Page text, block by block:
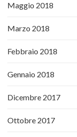
Maggio 2018
Marzo 2018
Febbraio 2018
Gennaio 2018
Dicembre 2017
Ottobre 2017